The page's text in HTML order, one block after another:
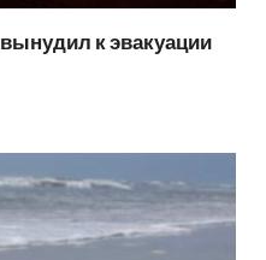
к эвакуации